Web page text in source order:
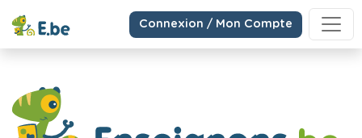
Connexion / Mon Compte